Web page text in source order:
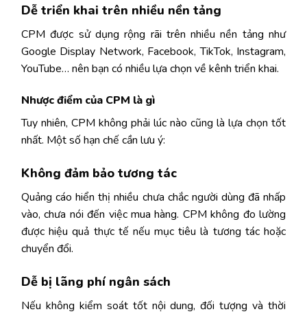
Dễ triển khai trên nhiều nền tảng
CPM được sử dụng rộng rãi trên nhiều nền tảng như
Google Display Network, Facebook, TikTok, Instagram,
YouTube… nên bạn có nhiều lựa chọn về kênh triển khai.
Nhược điểm của CPM là gì
Tuy nhiên, CPM không phải lúc nào cũng là lựa chọn tốt
nhất. Một số hạn chế cần lưu ý:
Không đảm bảo tương tác
Quảng cáo hiển thị nhiều chưa chắc người dùng đã nhấp
vào, chưa nói đến việc mua hàng. CPM không đo lường
được hiệu quả thực tế nếu mục tiêu là tương tác hoặc
chuyển đổi.
Dễ bị lãng phí ngân sách
Nếu không kiểm soát tốt nội dung, đối tượng và thời